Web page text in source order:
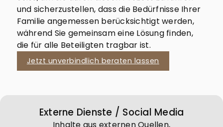
und sicherzustellen, dass die Bedürfnisse Ihrer
Familie angemessen berücksichtigt werden,
während Sie gemeinsam eine Lösung finden,
die für alle Beteiligten tragbar ist.
Jetzt unverbindlich beraten lassen
Externe Dienste / Social Media